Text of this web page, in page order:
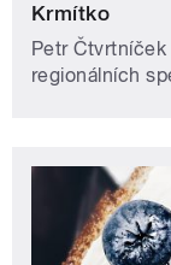
Krmítko
Petr
regionálních